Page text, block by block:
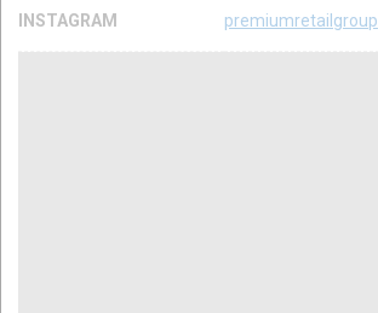
INSTAGRAM premiumretailgroup